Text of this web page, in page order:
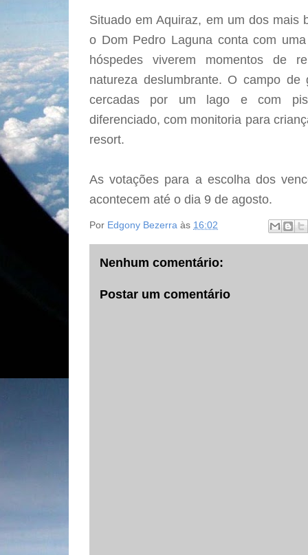
Situado em Aquiraz, em um dos mais
o Dom Pedro Laguna conta com
hóspedes viverem momentos de
natureza deslumbrante. O campo
cercadas por um lago e com
diferenciado, com monitoria para
resort.
As votações para a escolha dos
acontecem até o dia 9 de agosto.
Por Edgony Bezerra às 16:02
Nenhum comentário:
Postar um comentário